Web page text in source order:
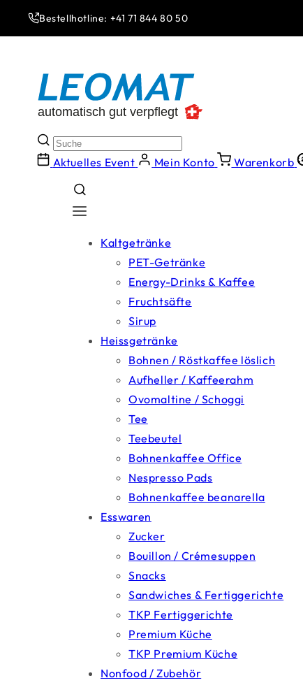
zum
Inhalt
Bestellhotline: +41 71 844 80 50
Aktuelles Event Mein Konto Warenkorb
Kaltgetränke
PET-Getränke
Energy-Drinks & Kaffee
Fruchtsäfte
Sirup
Heissgetränke
Bohnen / Röstkaffee löslich
Aufheller / Kaffeerahm
Ovomaltine / Schoggi
Tee
Teebeutel
Bohnenkaffee Office
Nespresso Pads
Bohnenkaffee beanarella
Esswaren
Zucker
Bouillon / Crémesuppen
Snacks
Sandwiches & Fertiggerichte
TKP Fertiggerichte
Premium Küche
TKP Premium Küche
Nonfood / Zubehör